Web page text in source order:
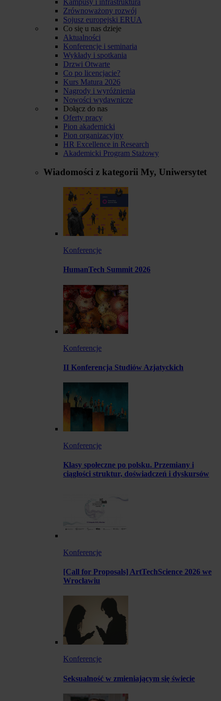
Zrównoważony rozwój
Sojusz europejski ERUA
Co się u nas dzieje
Aktualności
Konferencje i seminaria
Wykłady i spotkania
Drzwi Otwarte
Co po licencjacie?
Kurs Matura 2026
Nagrody i wyróżnienia
Nowości wydawnicze
Dołącz do nas
Oferty pracy
Pion akademicki
Pion organizacyjny
HR Excellence in Research
Akademicki Program Stażowy
Wiadomości z kategorii My, Uniwersytet
Konferencje
HumanTech Summit 2026
Konferencje
II Konferencja Studiów Azjatyckich
Konferencje
Klasy społeczne po polsku. Przemiany i
ciągłości struktur, doświadczeń i dyskursów
Konferencje
[Call for Proposals] ArtTechScience 2026 we
Wrocławiu
Konferencje
Seksualność w zmieniającym się świecie